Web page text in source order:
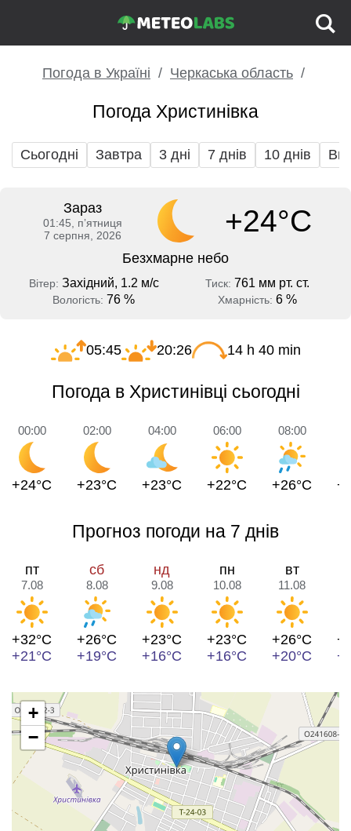
Погода в Україні Черкаська область
Погода Христинівка
Сьогодні Завтра 3 дні 7 днів 10 днів
Зараз
01:45, пʼятниця
7 серпня, 2026
+24°C
Безхмарне небо
Вітер: Західний, 1.2 м/с Тиск: 761 мм рт. ст.
Вологість: 76 % Хмарність: 6 %
05:45 20:26 14 h 40 min
Погода в Христинівці сьогодні
00:00
+24°C
02:00
+23°C
04:00
+23°C
06:00
+22°C
08:00
+26°C
Прогноз погоди на 7 днів
пт
7.08
+32°C
+21°C
сб
8.08
+26°C
+19°C
нд
9.08
+23°C
+16°C
пн
10.08
+23°C
+16°C
вт
11.08
+26°C
+20°C
+
−